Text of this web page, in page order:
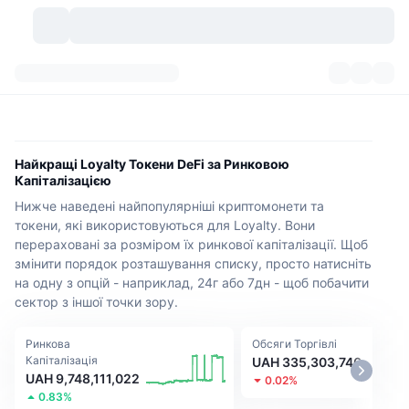
Історичні Знімки
Розблокування токенів
Активи реального світу
Огляд ринку
Спотовий ринок
Кількість криптовалют
Скарбниці BNB
Сигнали
Популярні
Новий
Meme Explorer
Централізовані біржі
Спот
Децентралізовані біржі
Спільнота
Фіди
Прямі ефіри
API
Крипто API
Продукти
Найкращі Loyalty Токени DeFi за Ринковою
Капіталізацією
Нижче наведені найпопулярніші криптомонети та
токени, які використовуються для Loyalty. Вони
перераховані за розміром їх ринкової капіталізації. Щоб
змінити порядок розташування списку, просто натисніть
на одну з опцій - наприклад, 24г або 7дн - щоб побачити
сектор з іншої точки зору.
Ринкова
Капіталізація
UAH 9,748,111,022
0.83%
Обсяги Торгівлі
UAH 335,303,746
0.02%